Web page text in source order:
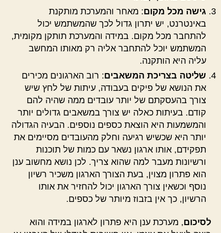
גישה מכל מקום: מאחר והמערכת מותקנת
באינטרנט, יש יתרון גדול לכך שהמשתמש יכול
להתחבר מכל מקום. במידה והמערכת תותקן מקומית,
המשתמש יוכל להתחבר אליה רק מאותו המחשב
עליה היא הותקנה.
שליטה בצריכת המשאבים: רוב הארגונים מכירים
את הנושא של פיקים בעבודה, עיתות של לחץ שיש
צורך בהעסקתם של יותר עובדים ממה שהיה להם
קודם. בעיתות כאלה יש צורך במשאבים גדולים יותר
והמשמעות היא הוצאת כספים נוספים. הבעיה הגדולה
יותר היא שכשיש רגיעה וחלק מהעובדים מסיימים את
תפקידם, אותו ארגון נשאר עם כמות של תוכנות
ורשיונות מעבר למה שהוא צריך. לכן נושא מחשוב ענן
הוא פתרון מצוין, בעת הצורך הארגון משכיר רשיון
נוסף וכשאין צורך הארגון יכול להחזיר את אותו
הרשיון, כך אין בזבוז מיותר של כספים.
לסיכום, מערכת ענן היא פתרון לארגון במידה והוא